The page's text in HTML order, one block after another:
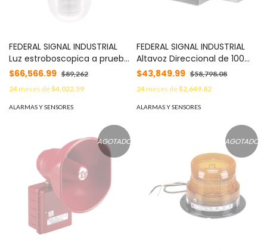
FEDERAL SIGNAL INDUSTRIAL
Luz estroboscopica a prueba
de explosiones, 24Vcc, clara,
montaje no incluido MOD:
27XST024C
$66,566.99 $89,262
24meses de$4,022.59
ALARMAS Y SENSORES
FEDERAL SIGNAL INDUSTRIAL
Altavoz Direccional de 100
Watt para ubicaciones
peligrosas, 120 dBa MOD:
DSA1X
$43,849.99 $58,798.08
24meses de$2,649.82
ALARMAS Y SENSORES
AGOTADO AGOTADO